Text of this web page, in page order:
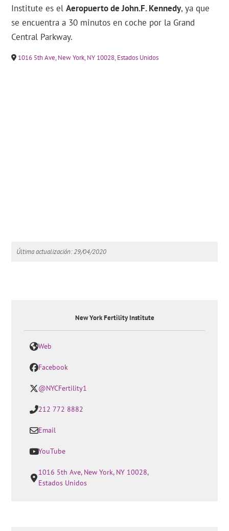
Institute es elAeropuerto de John.F. Kennedy, ya que
se encuentra a 30 minutos en coche por la Grand
Central Parkway.
1016 5th Ave, New York, NY 10028, Estados Unidos
Última actualización: 29/04/2020
New York Fertility Institute
Web
Facebook
@NYCFertility1
212 772 8882
Email
YouTube
1016 5th Ave, New York, NY 10028,
Estados Unidos